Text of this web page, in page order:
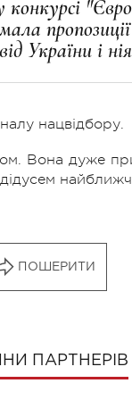
пропозиції
України і
нацвідбору.
Вона дуже
ПОШЕРИТИ
ПАРТНЕРІВ